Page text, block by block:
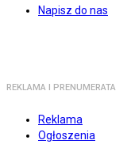
Napisz do nas
REKLAMA I PRENUMERATA
Reklama
Ogłoszenia